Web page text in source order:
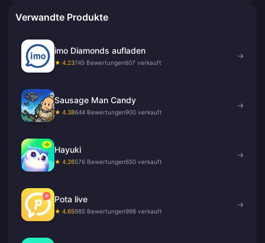
Verwandte Produkte
imo Diamonds aufladen
★ 4.23745 Bewertungen607 verkauft
→
Sausage Man Candy
★ 4.38644 Bewertungen900 verkauft
→
Hayuki
★ 4.26576 Bewertungen650 verkauft
→
Pota live
★ 4.65985 Bewertungen998 verkauft
→